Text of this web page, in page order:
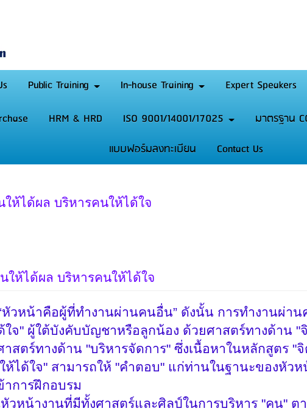
Public Training In-house Training Expert Speakers
HRM & HRD ISO 9001/14001/17025 มาตรฐาน
แบบฟอร์มลงทะเบียน
Contact Us
ห้ได้ผล บริหารคนให้ได้ใจ
ให้ได้ผล บริหารคนให้ได้ใจ
หัวหน้าคือผู้ที่ทำงานผ่านคนอื่น” ดังนั้น การทำงานผ่าน
ใจ" ผู้ใต้บังคับบัญชาหรือลูกน้อง ด้วยศาสตร์ทางด้าน "
สตร์ทางด้าน "บริหารจัดการ" ซึ่งเนื้อหาในหลักสูตร "
ห้ได้ใจ" สามารถให้ "คำตอบ" แก่ท่านในฐานะของหัวห
าการฝึกอบรม
หัวหน้างานที่มีทั้งศาสตร์และศิลป์ในการบริหาร "คน" ต